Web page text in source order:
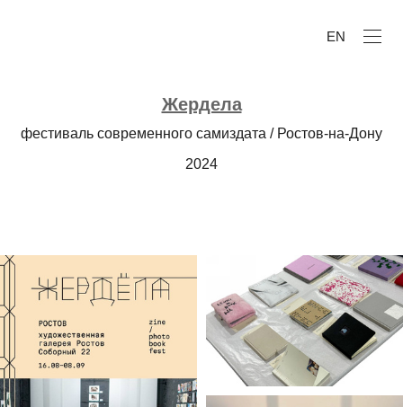
EN
Жердела
фестиваль современного самиздата / Ростов-на-Дону
2024